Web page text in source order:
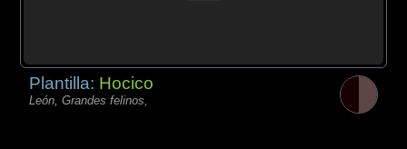
Plantilla: Hocico
León, Grandes felinos,